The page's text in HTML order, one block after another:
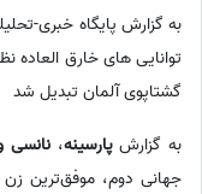
به گزارش پایگاه خبری-
گشتاپوی آلمان تبدیل شد
به گزارشپارسینه،نانسی
جهانی دوم، موفق‌ترین زن